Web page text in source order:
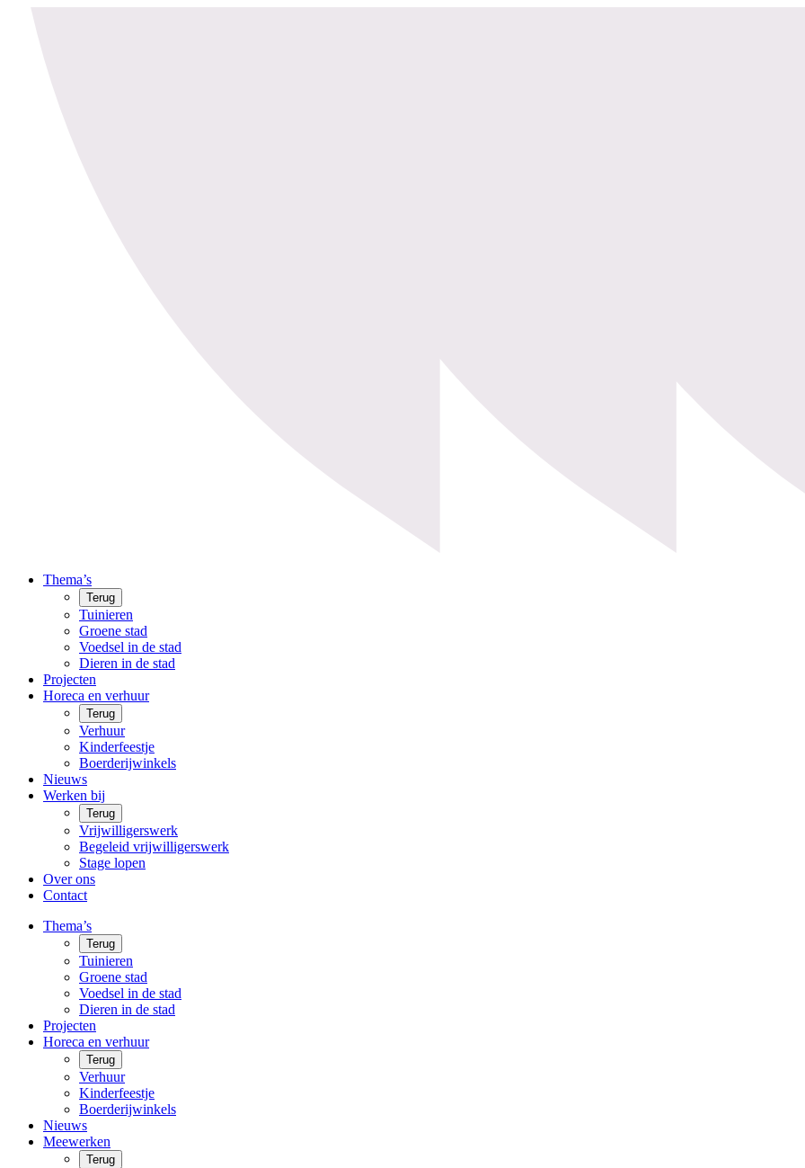
Thema’s
Terug
Tuinieren
Groene stad
Voedsel in de stad
Dieren in de stad
Projecten
Horeca en verhuur
Terug
Verhuur
Kinderfeestje
Boerderijwinkels
Nieuws
Werken bij
Terug
Vrijwilligerswerk
Begeleid vrijwilligerswerk
Stage lopen
Over ons
Contact
Thema’s
Terug
Tuinieren
Groene stad
Voedsel in de stad
Dieren in de stad
Projecten
Horeca en verhuur
Terug
Verhuur
Kinderfeestje
Boerderijwinkels
Nieuws
Meewerken
Terug